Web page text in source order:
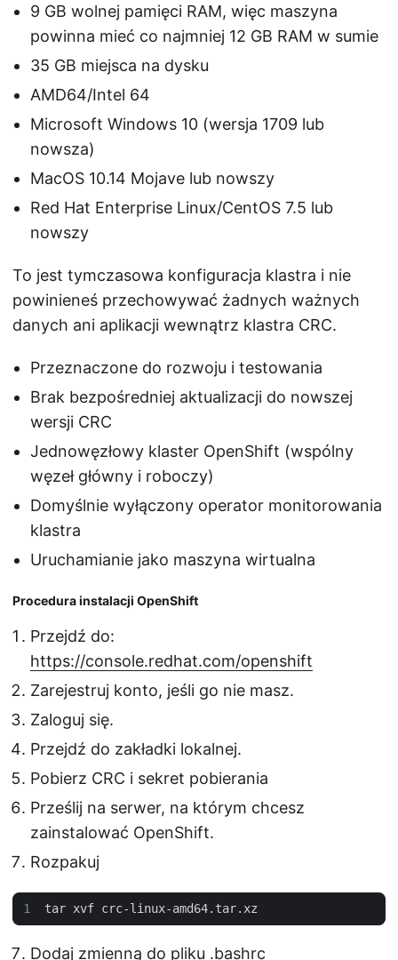
9 GB wolnej pamięci RAM, więc maszyna
powinna mieć co najmniej 12 GB RAM w sumie
35 GB miejsca na dysku
AMD64/Intel 64
Microsoft Windows 10 (wersja 1709 lub
nowsza)
MacOS 10.14 Mojave lub nowszy
Red Hat Enterprise Linux/CentOS 7.5 lub
nowszy
To jest tymczasowa konfiguracja klastra i nie
powinieneś przechowywać żadnych ważnych
danych ani aplikacji wewnątrz klastra CRC.
Przeznaczone do rozwoju i testowania
Brak bezpośredniej aktualizacji do nowszej
wersji CRC
Jednowęzłowy klaster OpenShift (wspólny
węzeł główny i roboczy)
Domyślnie wyłączony operator monitorowania
klastra
Uruchamianie jako maszyna wirtualna
Procedura instalacji OpenShift
Przejdź do:
https://console.redhat.com/openshift
Zarejestruj konto, jeśli go nie masz.
Zaloguj się.
Przejdź do zakładki lokalnej.
Pobierz CRC i sekret pobierania
Prześlij na serwer, na którym chcesz
zainstalować OpenShift.
Rozpakuj
Dodaj zmienną do pliku .bashrc